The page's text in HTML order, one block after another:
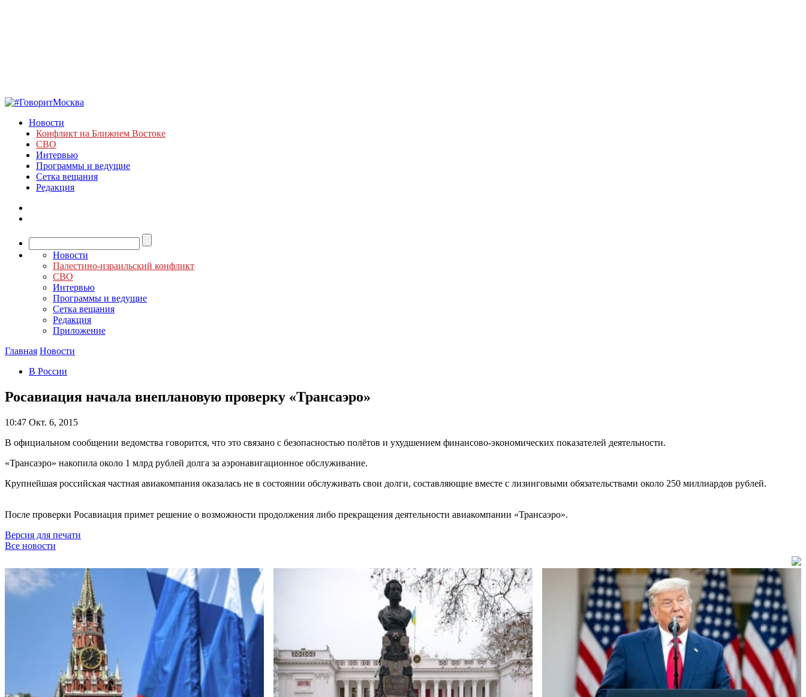
Новости
Конфликт на Ближнем Востоке
СВО
Интервью
Программы и ведущие
Сетка вещания
Редакция
Новости
Палестино-израильский конфликт
СВО
Интервью
Программы и ведущие
Сетка вещания
Редакция
Приложение
Главная Новости
В России
Росавиация начала внеплановую проверку «Трансаэро»
10:47 Окт. 6, 2015
В официальном сообщении ведомства говорится, что это связано с безопасностью полётов и ухудшением финансово-экономических показателей деятельности.
«Трансаэро» накопила около 1 млрд рублей долга за аэронавигационное обслуживание.
Крупнейшая российская частная авиакомпания оказалась не в состоянии обслуживать свои долги, составляющие вместе с лизинговыми обязательствами около 250 миллиардов рублей.
После проверки Росавиация примет решение о возможности продолжения либо прекращения деятельности авиакомпании «Трансаэро».
Версия для печати
Все новости